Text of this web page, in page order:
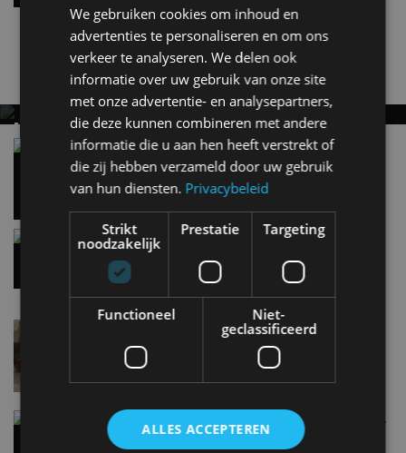
16 jun
Nieuwste berichten
MET KORTING NAAR EV EXPERIENCE 2026?
AUTORAI REGELT HET!
EV Experience 2026 van 24 tot 26 september
Vergelijking: BMW iX3 vs Volvo EX60 – Welke
moet je hebben?
28 mei
Gespot: een Chevrolet Corvette Z06
7 aug
Lamborghini Revuelto eert 60 jaar Miura met
speciale editie
6 aug
Carbon fibre op je laadkabel: nergens voor nodig,
en precies daarom geweldig
We gebruiken cookies om inhoud en
advertenties te personaliseren en om ons
verkeer te analyseren. We delen ook
informatie over uw gebruik van onze site
met onze advertentie- en analysepartners,
die deze kunnen combineren met andere
informatie die u aan hen heeft verstrekt of
die zij hebben verzameld door uw gebruik
van hun diensten. Privacybeleid
Strikt
noodzakelijk
Prestatie Targeting
Functioneel
Niet-
geclassificeerd
ALLES ACCEPTEREN